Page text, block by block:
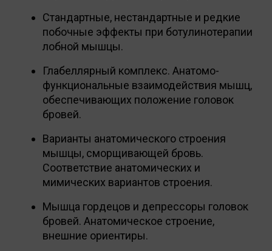
Стандартные, нестандартные и редкие
побочные эффекты при ботулинотерапии
лобной мышцы.
Глабеллярный комплекс. Анатомо-
функциональные взаимодействия мышц,
обеспечивающих положение головок
бровей.
Варианты анатомического строения
мышцы, сморщивающей бровь.
Соответствие анатомических и
мимических вариантов строения.
Мышца гордецов и депрессоры головок
бровей. Анатомическое строение,
внешние ориентиры.